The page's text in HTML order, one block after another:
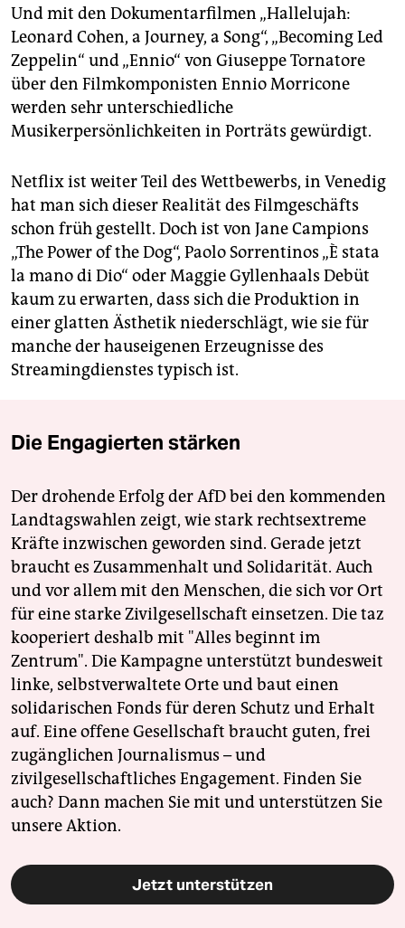
Und mit den Dokumentarfilmen „Hallelujah:
Leonard Cohen, a Journey, a Song“, „Becoming Led
Zeppelin“ und „Ennio“ von Giuseppe Tornatore
über den Filmkomponisten Ennio Morricone
werden sehr unterschiedliche
Musikerpersönlichkeiten in Porträts gewürdigt.
Netflix ist weiter Teil des Wettbewerbs, in Venedig
hat man sich dieser Realität des Filmgeschäfts
schon früh gestellt. Doch ist von Jane Campions
„The Power of the Dog“, Paolo Sorrentinos „È stata
la mano di Dio“ oder Maggie Gyllenhaals Debüt
kaum zu erwarten, dass sich die Produktion in
einer glatten Ästhetik niederschlägt, wie sie für
manche der hauseigenen Erzeugnisse des
Streamingdienstes typisch ist.
Die Engagierten stärken
Der drohende Erfolg der AfD bei den kommenden
Landtagswahlen zeigt, wie stark rechtsextreme
Kräfte inzwischen geworden sind. Gerade jetzt
braucht es Zusammenhalt und Solidarität. Auch
und vor allem mit den Menschen, die sich vor Ort
für eine starke Zivilgesellschaft einsetzen. Die taz
kooperiert deshalb mit "Alles beginnt im
Zentrum". Die Kampagne unterstützt bundesweit
linke, selbstverwaltete Orte und baut einen
solidarischen Fonds für deren Schutz und Erhalt
auf. Eine offene Gesellschaft braucht guten, frei
zugänglichen Journalismus – und
zivilgesellschaftliches Engagement. Finden Sie
auch? Dann machen Sie mit und unterstützen Sie
unsere Aktion.
Jetzt unterstützen